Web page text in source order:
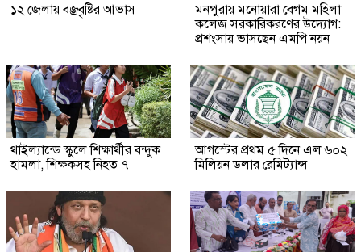
১২ জেলায় বজ্রবৃষ্টির আভাস
মনপুরায় মনোয়ারা বেগম মহিলা
কলেজ সরকারিকরণের উদ্যোগ:
প্রশংসায় ভাসছেন এমপি নয়ন
থাইল্যান্ডে স্কুলে শিক্ষার্থীর বন্দুক
হামলা, শিক্ষকসহ নিহত ৭
আগস্টের প্রথম ৫ দিনে এল ৬০২
মিলিয়ন ডলার রেমিট্যান্স